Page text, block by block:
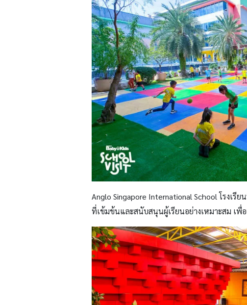
Anglo Singapore International School โรงเรี
ที่เข้มข้นและสนับสนุนผู้เรียนอย่างเหมาะสม เพื่